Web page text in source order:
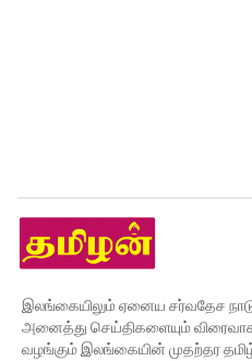
இலங்கையிலும் ஏனைய சர்வதேச
அனைத்து செய்திகளையும்
வழங்கும் இலங்கையின் முதற்தர